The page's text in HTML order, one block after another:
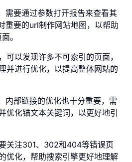
需要通过参数打开报告来查看其
重要的url制作网站地图，以帮助
。
可以发现许多不可索引的页面，
并进行优化，以提高整体网站的
内部链接的优化也十分重要，需
优化锚文本关键词，以更好地引
关注301、302和404等错误页
优化，帮助搜索引擎更好地理解